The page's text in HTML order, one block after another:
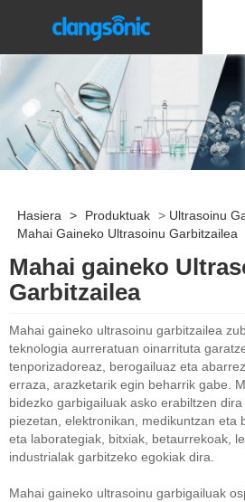
Hasiera > Produktuak > Ultrasoinu
Mahai Gaineko Ultrasoinu Garbitzailea
Mahai gaineko
Garbitzailea
Mahai gaineko ultrasoinu garbitzailea
teknologia aurreratuan oinarrituta
tenporizadoreaz, berogailuaz eta
erraza, arazketarik egin beharrik gabe.
bidezko garbigailuak asko erabiltzen
piezetan, elektronikan, medikuntzan eta
eta laborategiak, bitxiak, betaurrekoak,
industrialak garbitzeko egokiak dira.
Mahai gaineko ultrasoinu garbigailuak